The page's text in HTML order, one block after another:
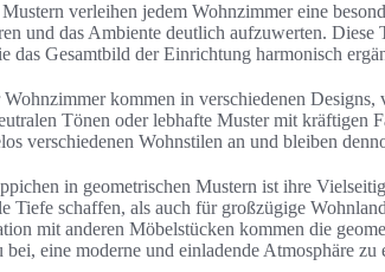
verleihen jedem Wohnzimmer eine
und das Ambiente deutlich aufzuwerten.
das Gesamtbild der Einrichtung harmonisch
kommen in verschiedenen
Tönen oder lebhafte Muster mit kräftigen
verschiedenen Wohnstilen an und bleiben
in geometrischen Mustern ist ihre
Tiefe schaffen, als auch für großzügige
mit anderen Möbelstücken kommen die
eine moderne und einladende Atmosphäre zu